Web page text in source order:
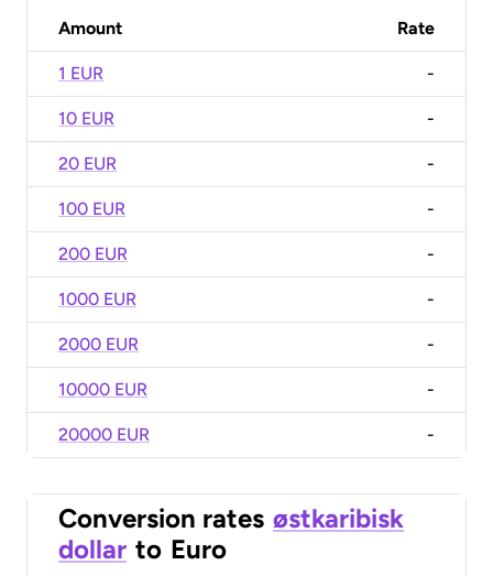
Amount Rate
1 EUR -
10 EUR -
20 EUR -
100 EUR -
200 EUR -
1000 EUR -
2000 EUR -
10000 EUR -
20000 EUR -
Conversion rates østkaribisk
dollar to Euro